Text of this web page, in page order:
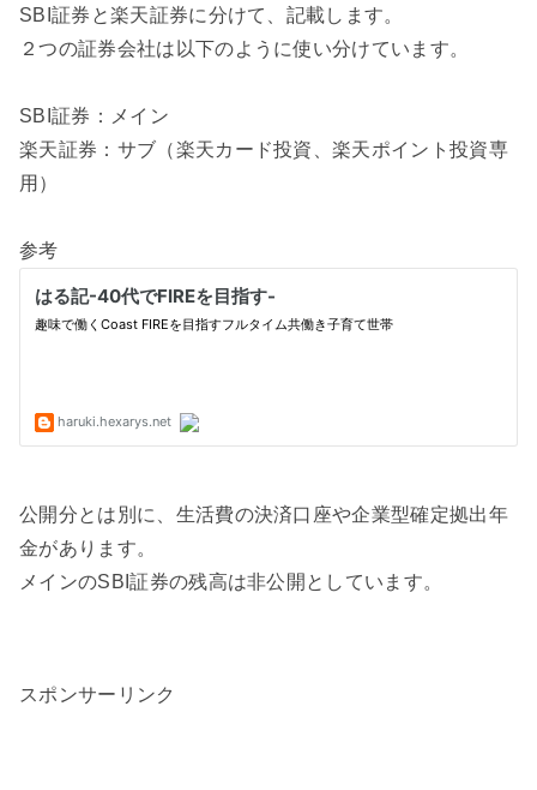
SBI証券と楽天証券に分けて、記載します。
２つの証券会社は以下のように使い分けています。
SBI証券：メイン
楽天証券：サブ（楽天カード投資、楽天ポイント投資専
用）
参考
公開分とは別に、生活費の決済口座や企業型確定拠出年
金があります。
メインのSBI証券の残高は非公開としています。
スポンサーリンク